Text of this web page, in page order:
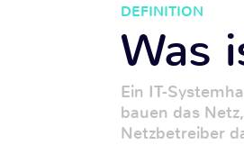
DEFINITION
Was
Ein IT-
bauen das
Netzbetreiber